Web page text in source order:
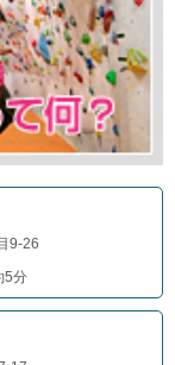
9-26
5分